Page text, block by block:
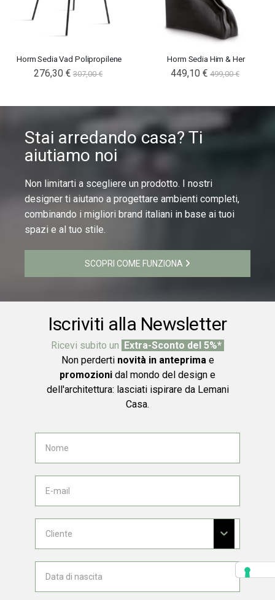
Horm Sedia Vad Polipropilene
276,30 € 307,00 €
Horm Sedia Him & Her
449,10 € 499,00 €
Stai arredando casa? Ti
aiutiamo noi
Non limitarti a scegliere un prodotto. I nostri
designer ti aiutano a progettare ambienti completi,
combinando i migliori brand italiani in base ai tuoi
spazi e al tuo stile.
SCOPRI COME FUNZIONA
Iscriviti alla Newsletter
Ricevi subito un Extra-Sconto del 5%*
Non perderti novità in anteprimae
promozioni dal mondo del design e
dell'architettura: lasciati ispirare da Lemani
Casa.